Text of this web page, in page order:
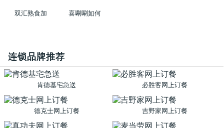
双汇熟食加 喜唰唰如何
连锁品牌推荐
肯德基宅急送 必胜客网上订餐
德克士网上订餐 吉野家网上订餐